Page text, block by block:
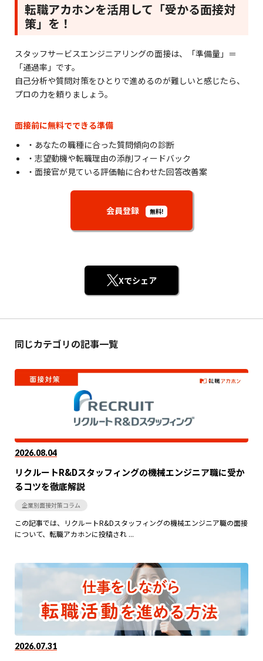
転職アカホンを活用して「受かる面接対
策」を！
スタッフサービスエンジニアリングの面接は、「準備量」＝
「通過率」です。
自己分析や質問対策をひとりで進めるのが難しいと感じたら、
プロの力を頼りましょう。
面接前に無料でできる準備
・あなたの職種に合った質問傾向の診断
・志望動機や転職理由の添削フィードバック
・面接官が見ている評価軸に合わせた回答改善案
会員登録 無料!
Xでシェア
同じカテゴリの記事一覧
2026.08.04
リクルートR&Dスタッフィングの機械エンジニア職に受か
るコツを徹底解説
企業別面接対策コラム
この記事では、リクルートR&Dスタッフィングの機械エンジニア職の面接
について、転職アカホンに投稿され ...
2026.07.31